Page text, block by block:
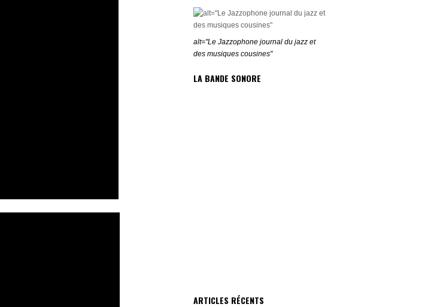
alt="Le Jazzophone journal du jazz et
des musiques cousines"
LA BANDE SONORE
ARTICLES RÉCENTS